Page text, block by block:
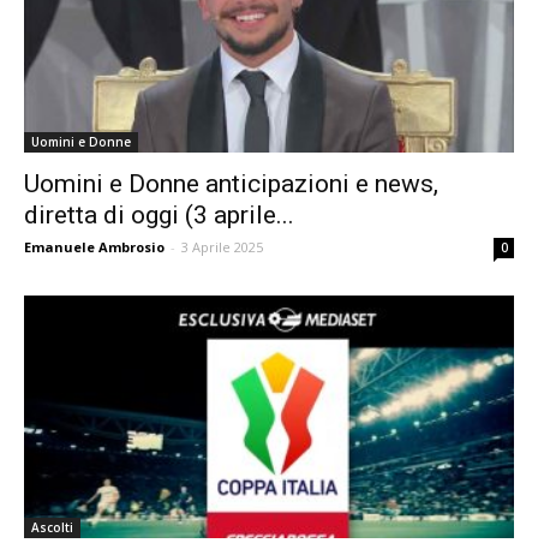
Uomini e Donne
Uomini e Donne anticipazioni e news,
diretta di oggi (3 aprile...
Emanuele Ambrosio - 3 Aprile 2025 0
Ascolti